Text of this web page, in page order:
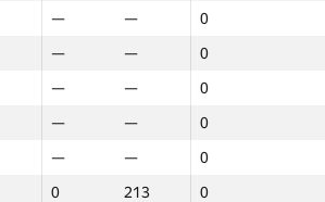
— — 0
— — 0
— — 0
— — 0
— — 0
0 213 0